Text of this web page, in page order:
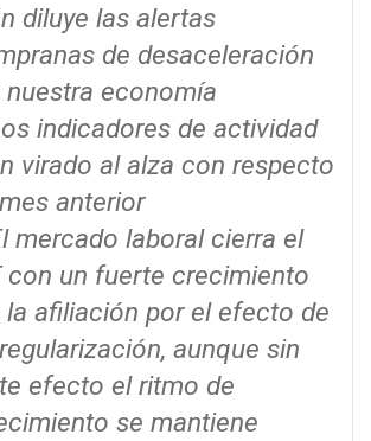
diluye las alertas
de desaceleración
nuestra economía
indicadores de actividad
virado al alza con respecto
anterior
mercado laboral cierra el
con un fuerte crecimiento
la afiliación por el efecto de
aunque sin
efecto el ritmo de
se mantiene